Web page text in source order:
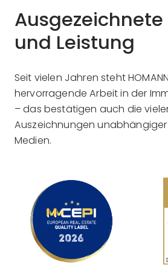
und Leistung
Seit vielen Jahren steht HOMANN
hervorragende Arbeit in der
– das bestätigen auch die
Auszeichnungen
Medien.